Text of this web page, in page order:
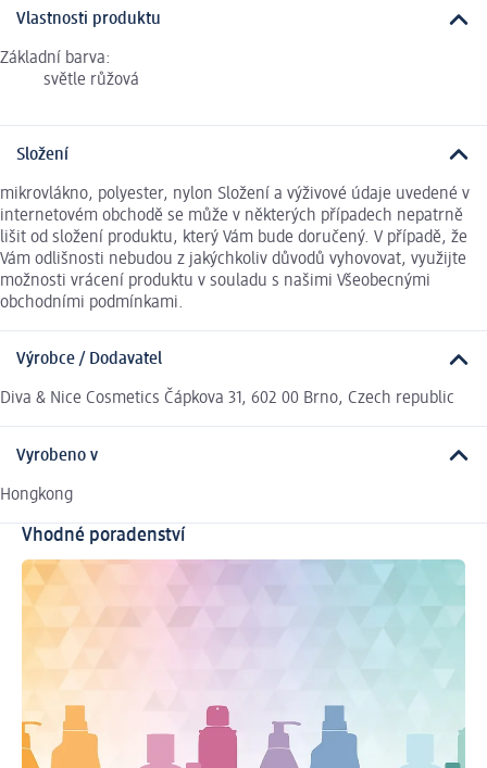
Vlastnosti produktu
Základní barva:
světle růžová
Složení
mikrovlákno, polyester, nylon Složení a výživové údaje uvedené v
internetovém obchodě se může v některých případech nepatrně
lišit od složení produktu, který Vám bude doručený. V případě, že
Vám odlišnosti nebudou z jakýchkoliv důvodů vyhovovat, využijte
možnosti vrácení produktu v souladu s našimi Všeobecnými
obchodními podmínkami.
Výrobce / Dodavatel
Diva & Nice Cosmetics Čápkova 31, 602 00 Brno, Czech republic
Vyrobeno v
Hongkong
Vhodné poradenství